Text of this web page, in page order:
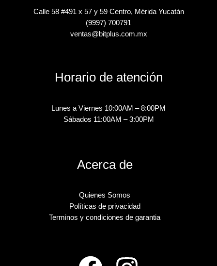
Calle 58 #491 x 57 y 59 Centro, Mérida Yucatán
(9997) 700791
ventas@bitplus.com.mx
Horario de atención
Lunes a Viernes 10:00AM – 8:00PM
Sábados 11:00AM – 3:00PM
Acerca de
Quienes Somos
Políticas de privacidad
Terminos y condiciones de garantia